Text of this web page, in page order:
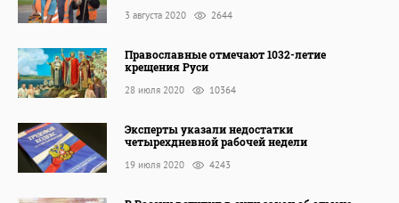
3 августа 2020 2644
Православные отмечают 1032-летие
крещения Руси
28 июля 2020 10364
Эксперты указали недостатки
четырехдневной рабочей недели
19 июля 2020 4243